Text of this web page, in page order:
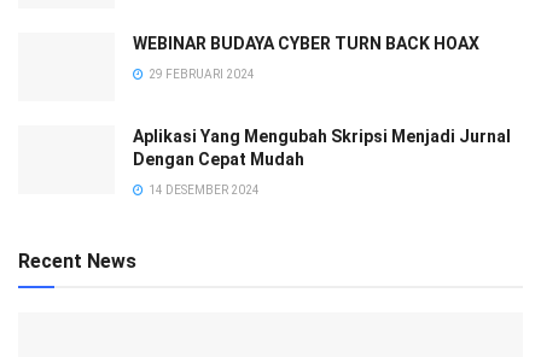
WEBINAR BUDAYA CYBER TURN BACK HOAX
29 FEBRUARI 2024
Aplikasi Yang Mengubah Skripsi Menjadi Jurnal
Dengan Cepat Mudah
14 DESEMBER 2024
Recent News